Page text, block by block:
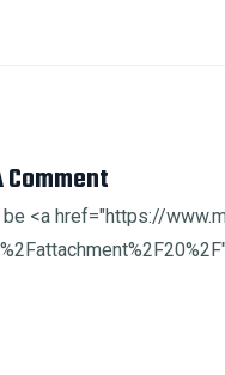
Comment
be <a href="https://